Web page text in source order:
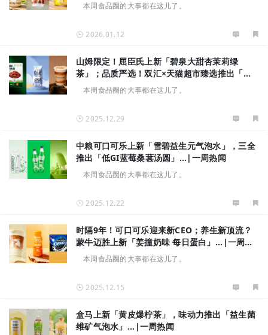
本周食品圈的大事都在这儿了。
2026.01.12
山姆限定！屈臣氏上新「碧泉大甜杏茉莉绿
茶」；品质严选！双汇×天猫超市臻选推出「香
辣牛肉条」...|一周热闻
本周食品圈的大事都在这儿了。
2025.12.29
中粮可口可乐上新「雪碧益生元气泡水」，三全
推出「低GI蓝莓桑葚汤圆」...|一周热闻
本周食品圈的大事都在这儿了。
2025.12.22
时隔9年！可口可乐迎来新CEO；养生新顶流？
蒙牛迈胜上新「姜撞奶味 每日蛋白」...|一周热
闻本周食品圈的大事都在这儿了。
2025.12.15
盒马上新「黄皮爆柠茶」，味动力推出「益生菌
维矿气泡水」...|一周热闻